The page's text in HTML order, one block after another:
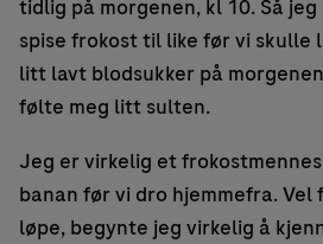
tidlig på morgenen, kl 10. Så
spise frokost til like før vi skulle
litt lavt blodsukker på
følte meg litt sulten.
Jeg er virkelig et
banan før vi dro hjemmefra. Vel
løpe, begynte jeg virkelig å